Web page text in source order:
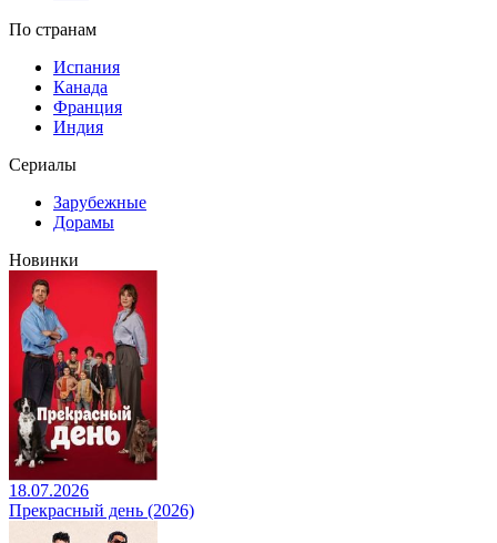
По странам
Испания
Канада
Франция
Индия
Сериалы
Зарубежные
Дорамы
Новинки
18.07.2026
Прекрасный день (2026)